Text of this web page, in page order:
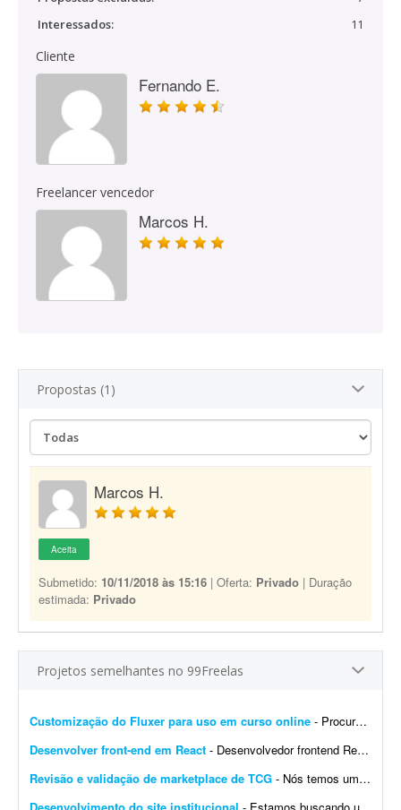
Interessados:
11
Cliente
Fernando E.
Freelancer vencedor
Marcos H.
Propostas (1)
Marcos H.
Aceita
Submetido: 10/11/2018 às 15:16 | Oferta: Privado | Duração
estimada: Privado
Projetos semelhantes no 99Freelas
Customização do Fluxer para uso em curso online - Procuro desenvolvedor para fazer algumas customizações na API do Fluxer (fluxer.app) para uso em um curso online. A ideia é manter praticamente toda a estrutura atual da plata...
Desenvolver front-end em React - Desenvolvedor frontend React com Tailwind CSS. Experiência na integração de APIs REST e autenticação por token (AWS Cognito é diferencial). O design j&aacut...
Revisão e validação de marketplace de TCG - Nós temos um site de marketplace de TCG (trading card game) chamado Capital Collectibles e gostaria de um programador front-end e back-end para nos ajudar a revisar a estrutura e validar a p...